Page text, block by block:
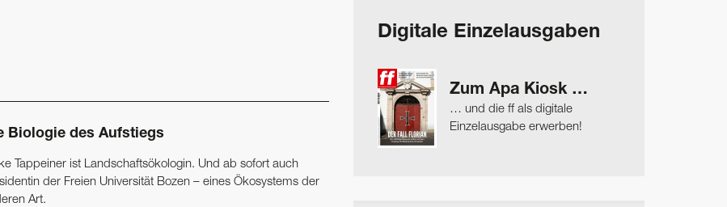
Biologie des Aufstiegs
Tappeiner ist Landschaftsökologin. Und ab sofort auch
der Freien Universität Bozen – eines Ökosystems der
Art.
Digitale Einzelausgaben
Zum Apa Kiosk …
… und die ff als digitale
Einzelausgabe erwerben!